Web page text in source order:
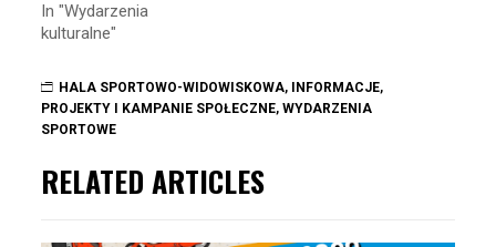
In "Wydarzenia
kulturalne"
HALA SPORTOWO-WIDOWISKOWA, INFORMACJE,
PROJEKTY I KAMPANIE SPOŁECZNE,WYDARZENIA
SPORTOWE
RELATED ARTICLES